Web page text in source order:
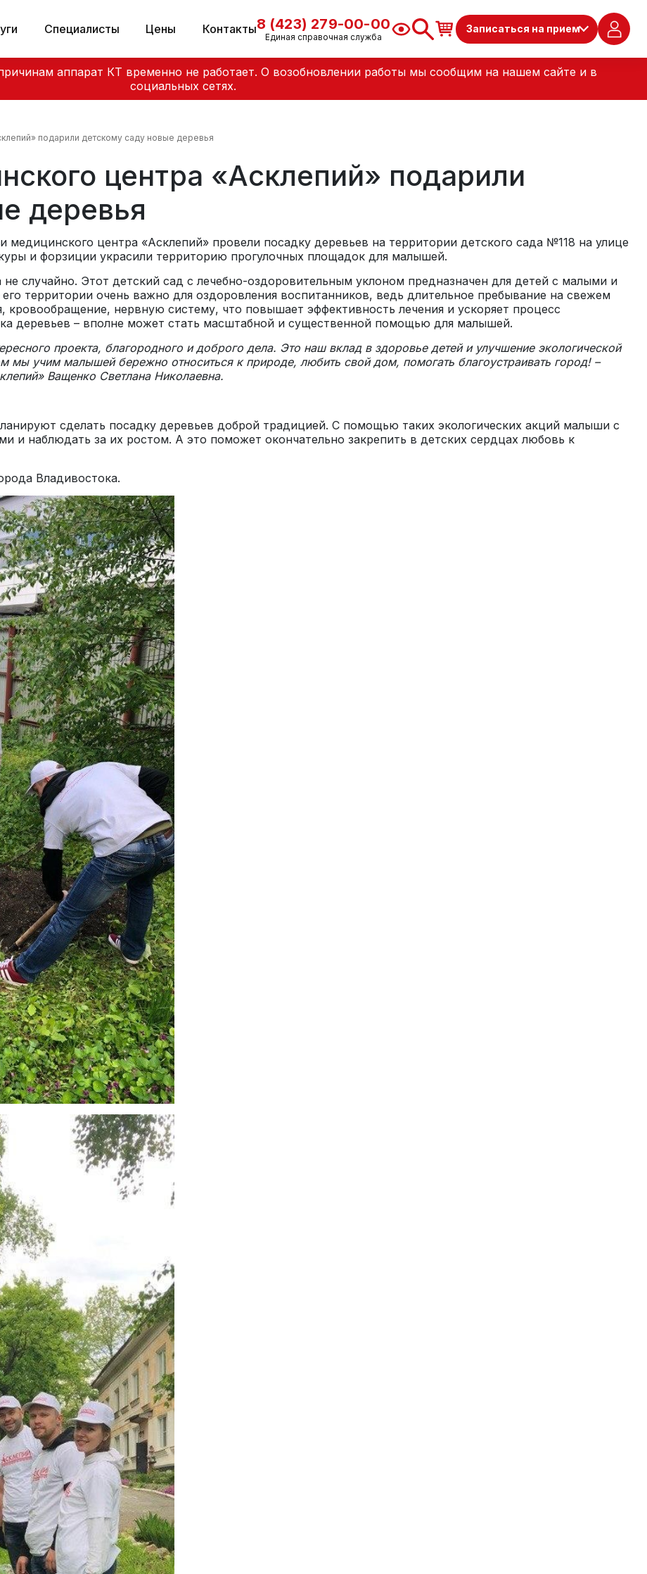
аппарат КТ временно не работает. О возобновлении работы мы сообщим на нашем сайте и в
социальных сетях.
Специалисты Цены Контакты8 (423) 279-00-00
Единая справочная служба
Записаться на прием
подарили детскому саду новые деревья
центра «Асклепий» подарили
деревья
медицинского центра «Асклепий» провели посадку деревьев на территории детского сада №118 на улице
и форзиции украсили территорию прогулочных площадок для малышей.
случайно. Этот детский сад с лечебно-оздоровительным уклоном предназначен для детей с малыми и
территории очень важно для оздоровления воспитанников, ведь длительное пребывание на свежем
кровообращение, нервную систему, что повышает эффективность лечения и ускоряет процесс
деревьев – вполне может стать масштабной и существенной помощью для малышей.
проекта, благородного и доброго дела. Это наш вклад в здоровье детей и улучшение экологической
мы учим малышей бережно относиться к природе, любить свой дом, помогать благоустраивать город! –
Ващенко Светлана Николаевна.
сделать посадку деревьев доброй традицией. С помощью таких экологических акций малыши с
и наблюдать за их ростом. А это поможет окончательно закрепить в детских сердцах любовь к
Владивостока.